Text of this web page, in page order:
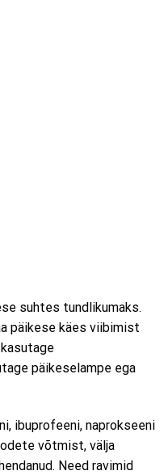
suhtes tundlikumaks.
päikese käes viibimist
päikeselampe ega
ibuprofeeni, naprokseeni
võtmist, välja
Need ravimid